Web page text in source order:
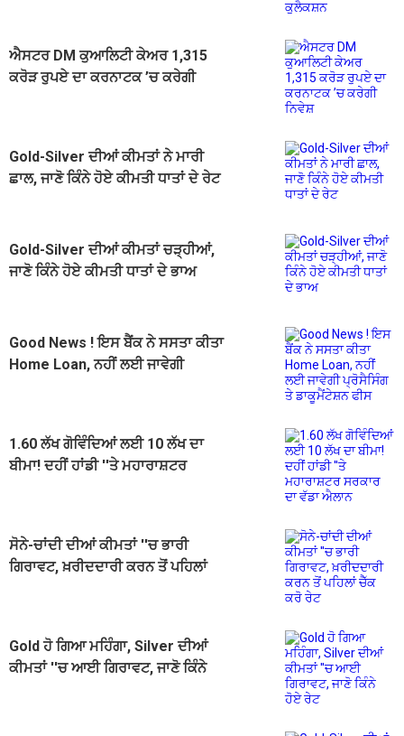
ਐਸਟਰ DM ਕੁਆਲਿਟੀ ਕੇਅਰ 1,315
ਕਰੋੜ ਰੁਪਏ ਦਾ ਕਰਨਾਟਕ ’ਚ ਕਰੇਗੀ
Gold-Silver ਦੀਆਂ ਕੀਮਤਾਂ ਨੇ ਮਾਰੀ
ਛਾਲ, ਜਾਣੋ ਕਿੰਨੇ ਹੋਏ ਕੀਮਤੀ ਧਾਤਾਂ ਦੇ ਰੇਟ
Gold-Silver ਦੀਆਂ ਕੀਮਤਾਂ ਚੜ੍ਹੀਆਂ,
ਜਾਣੋ ਕਿੰਨੇ ਹੋਏ ਕੀਮਤੀ ਧਾਤਾਂ ਦੇ ਭਾਅ
Good News ! ਇਸ ਬੈਂਕ ਨੇ ਸਸਤਾ ਕੀਤਾ
Home Loan, ਨਹੀਂ ਲਈ ਜਾਵੇਗੀ
1.60 ਲੱਖ ਗੋਵਿੰਦਿਆਂ ਲਈ 10 ਲੱਖ ਦਾ
ਬੀਮਾ! ਦਹੀਂ ਹਾਂਡੀ ''ਤੇ ਮਹਾਰਾਸ਼ਟਰ
ਸੋਨੇ-ਚਾਂਦੀ ਦੀਆਂ ਕੀਮਤਾਂ ''ਚ ਭਾਰੀ
ਗਿਰਾਵਟ, ਖ਼ਰੀਦਦਾਰੀ ਕਰਨ ਤੋਂ ਪਹਿਲਾਂ
Gold ਹੋ ਗਿਆ ਮਹਿੰਗਾ, Silver ਦੀਆਂ
ਕੀਮਤਾਂ ''ਚ ਆਈ ਗਿਰਾਵਟ, ਜਾਣੋ ਕਿੰਨੇ